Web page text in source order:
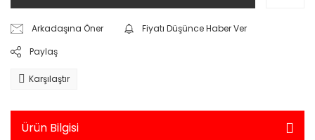
Arkadaşına Öner
Fiyatı Düşünce Haber Ver
Paylaş
Karşılaştır
Ürün Bilgisi